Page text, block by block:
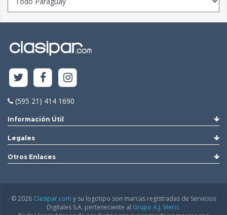
(595 21) 414 1690
Información Útil
Legales
Otros Enlaces
© 2026 Clasipar.com y su logotipo son marcas registradas de Servicios
Digitales S.A. perteneciente al Grupo A.J. Vierci.